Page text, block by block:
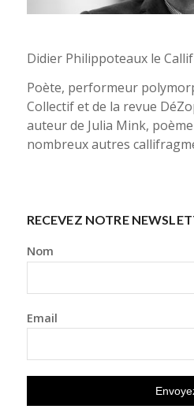
Didier Philippoteaux le
Poète, performeur
Collectif et de la revue
auteur de Julia Mink,
nombreux autres
RECEVEZ NOTRE
Nom
Email